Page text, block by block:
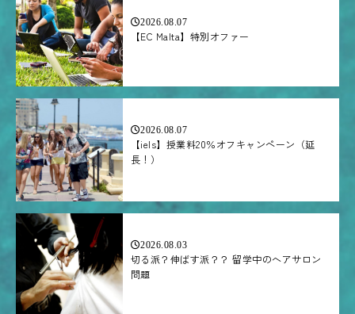
2026.08.07
【EC Malta】特別オファー
2026.08.07
【iels】授業料20％オフキャンペーン（延
長！）
2026.08.03
切る派？伸ばす派？？ 留学中のヘアサロン
問題